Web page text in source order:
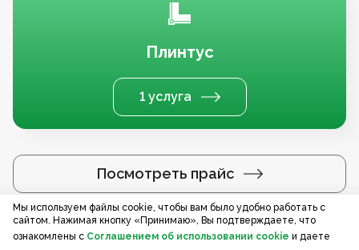
Плинтус
1 услуга
Посмотреть прайс
Услуги по регионам
Мы используем файлы cookie, чтобы вам было удобно работать с
сайтом. Нажимая кнопку «Принимаю», Вы подтверждаете, что
ознакомлены с Соглашением об использовании cookie и даете